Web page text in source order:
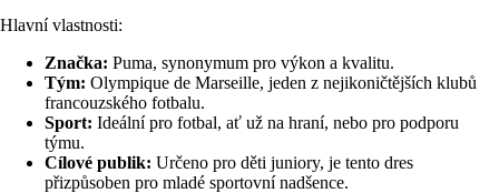
Hlavní vlastnosti:
Značka: Puma, synonymum pro výkon a kvalitu.
Tým: Olympique de Marseille, jeden z nejikoničtějších klubů
francouzského fotbalu.
Sport: Ideální pro fotbal, ať už na hraní, nebo pro podporu
týmu.
Cílové publik: Určeno pro děti juniory, je tento dres
přizpůsoben pro mladé sportovní nadšence.